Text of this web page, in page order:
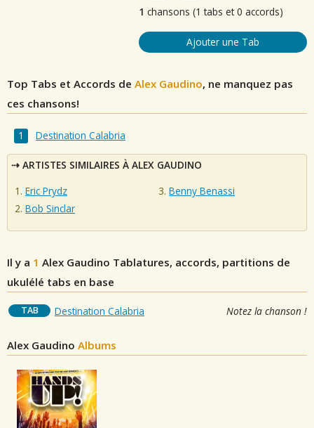
1 chansons (1 tabs et 0 accords)
Ajouter une Tab
Top Tabs et Accords de Alex Gaudino, ne manquez pas
ces chansons!
Destination Calabria
ARTISTES SIMILAIRES À ALEX GAUDINO
Eric Prydz
Bob Sinclar
Benny Benassi
Il y a 1 Alex Gaudino Tablatures, accords, partitions de
ukulélé tabs en base
TAB Destination Calabria Notez la chanson !
Alex Gaudino Albums